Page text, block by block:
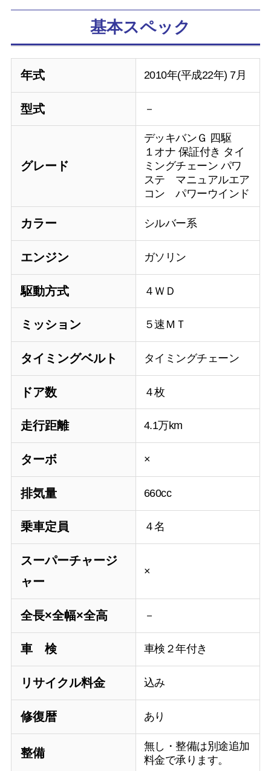
基本スペック
年式 2010年(平成22年) 7月
型式 －
グレード
デッキバンＧ 四駆
１オナ 保証付き タイ
ミングチェーン パワ
ステ マニュアルエア
コン パワーウインド
カラー シルバー系
エンジン ガソリン
駆動方式 ４ＷＤ
ミッション ５速ＭＴ
タイミングベルト タイミングチェーン
ドア数 ４枚
走行距離 4.1万km
ターボ ×
排気量 660cc
乗車定員 ４名
スーパーチャージ
ャー
×
全長×全幅×全高 －
車 検 車検２年付き
リサイクル料金 込み
修復暦 あり
整備
無し・整備は別途追加
料金で承ります。